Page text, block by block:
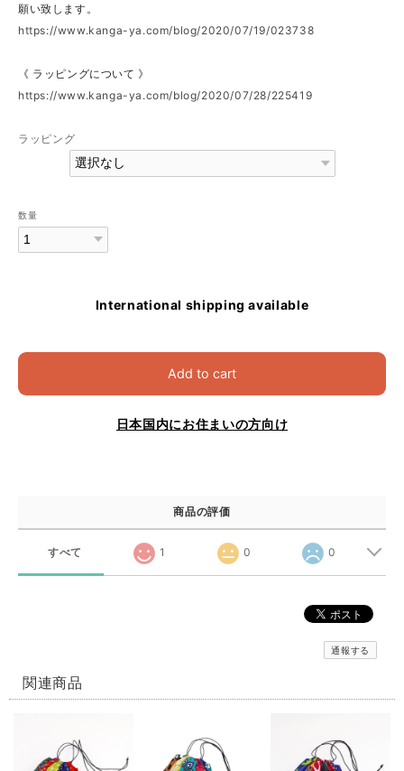
願い致します。
https://www.kanga-ya.com/blog/2020/07/19/023738
《 ラッピングについて 》
https://www.kanga-ya.com/blog/2020/07/28/225419
ラッピング
数量
International shipping available
Add to cart
日本国内にお住まいの方向け
商品の評価
すべて 1 0 0
通報する
関連商品